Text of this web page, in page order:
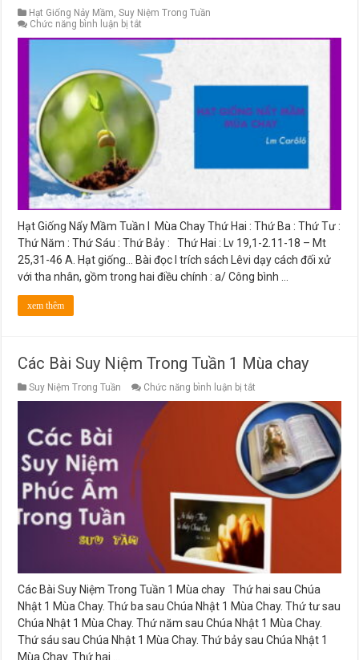
Hạt Giống Nảy Mầm,Suy Niệm Trong Tuần
Chức năng bình luận bị tắt
Giống
Nẩy
Mầm
Tuần
I
Mùa
Chay
Hạt Giống Nẩy Mầm Tuần I Mùa Chay Thứ Hai : Thứ Ba : Thứ Tư :
Thứ Năm : Thứ Sáu : Thứ Bảy : Thứ Hai : Lv 19,1-2.11-18 – Mt
25,31-46 A. Hạt giống… Bài đọc I trích sách Lêvi dạy cách đối xử
với tha nhân, gồm trong hai điều chính : a/ Công bình …
xem thêm
Các Bài Suy Niệm Trong Tuần 1 Mùa chay
Suy Niệm Trong Tuần Chức năng bình luận bị tắt
Bài
Suy
Niệm
Trong
Tuần
Mùa
chay
Các Bài Suy Niệm Trong Tuần 1 Mùa chay Thứ hai sau Chúa
Nhật 1 Mùa Chay. Thứ ba sau Chúa Nhật 1 Mùa Chay. Thứ tư sau
Chúa Nhật 1 Mùa Chay. Thứ năm sau Chúa Nhật 1 Mùa Chay.
Thứ sáu sau Chúa Nhật 1 Mùa Chay. Thứ bảy sau Chúa Nhật 1
Mùa Chay. Thứ hai …